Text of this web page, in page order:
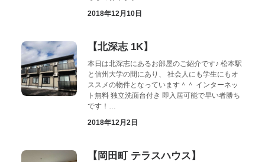
2018年12月10日
【北深志 1K】
本日は北深志にあるお部屋のご紹介です♪ 松本駅
と信州大学の間にあり、 社会人にも学生にもオ
ススメの物件となっています＾＾ インターネッ
ト無料 独立洗面台付き 即入居可能で早い者勝ち
です！…
2018年12月2日
【岡田町 テラスハウス】